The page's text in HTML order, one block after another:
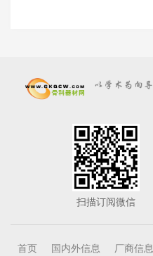
扫描订阅微信
首页 国内外信息 厂商信息